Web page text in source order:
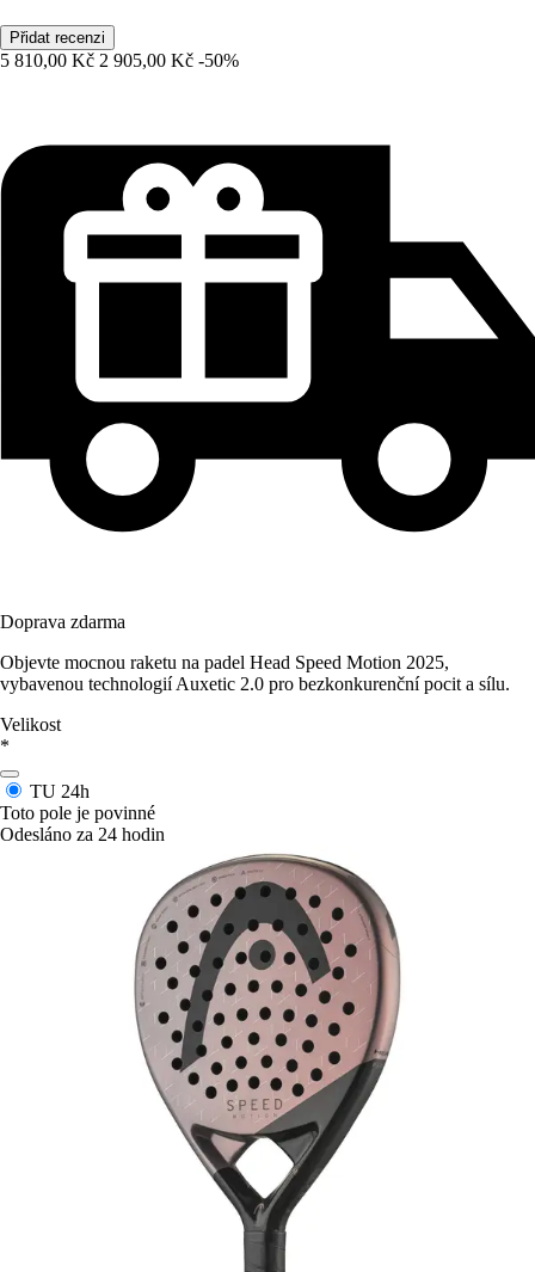
Přidat recenzi
5 810,00 Kč 2 905,00 Kč -50%
Doprava zdarma
Objevte mocnou raketu na padel Head Speed Motion 2025,
vybavenou technologií Auxetic 2.0 pro bezkonkurenční pocit a sílu.
Velikost
*
TU 24h
Toto pole je povinné
Odesláno za 24 hodin